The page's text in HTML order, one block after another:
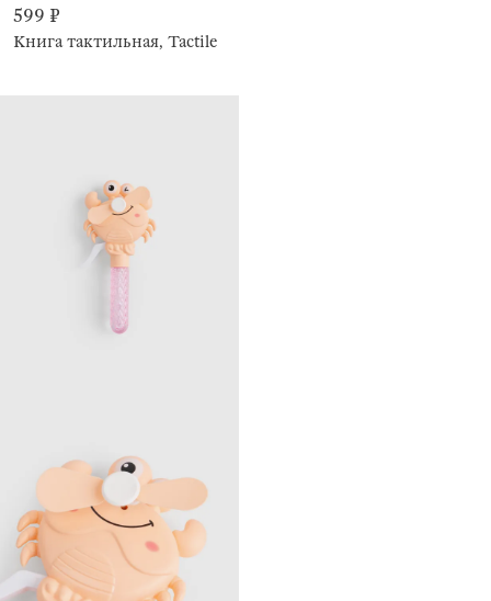
599 ₽
Книга тактильная, Tactile